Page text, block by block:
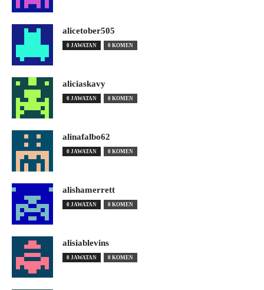
alicetober505
0 JAWATAN 0 KOMEN
aliciaskavy
0 JAWATAN 0 KOMEN
alinafalbo62
0 JAWATAN 0 KOMEN
alishamerrett
0 JAWATAN 0 KOMEN
alisiablevins
0 JAWATAN 0 KOMEN